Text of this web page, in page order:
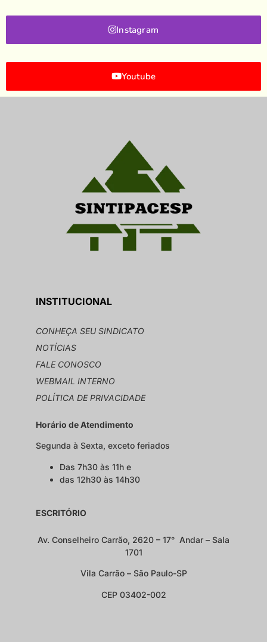
Instagram
Youtube
INSTITUCIONAL
CONHEÇA SEU SINDICATO
NOTÍCIAS
FALE CONOSCO
WEBMAIL INTERNO
POLÍTICA DE PRIVACIDADE
Horário de Atendimento
Segunda à Sexta, exceto feriados
Das 7h30 às 11h e
das 12h30 às 14h30
ESCRITÓRIO
Av. Conselheiro Carrão, 2620 – 17° Andar – Sala
1701
Vila Carrão – São Paulo-SP
CEP 03402-002